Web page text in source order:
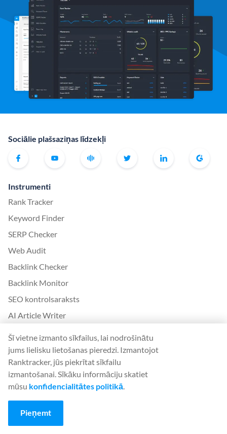
Sociālie plašsaziņas līdzekļi
Instrumenti
Rank Tracker
Keyword Finder
SERP Checker
Web Audit
Backlink Checker
Backlink Monitor
SEO kontrolsaraksts
AI Article Writer
Vairāk no Ranktracker
White Label SaaS Backlink Service
Kā tas darbojas
Šī vietne izmanto sīkfailus, lai nodrošinātu
jums lielisku lietošanas pieredzi. Izmantojot
Ranktracker, jūs piekrītat sīkfailu
izmantošanai. Sīkāku informāciju skatiet
mūsu konfidencialitātes politikā.
Pieņemt